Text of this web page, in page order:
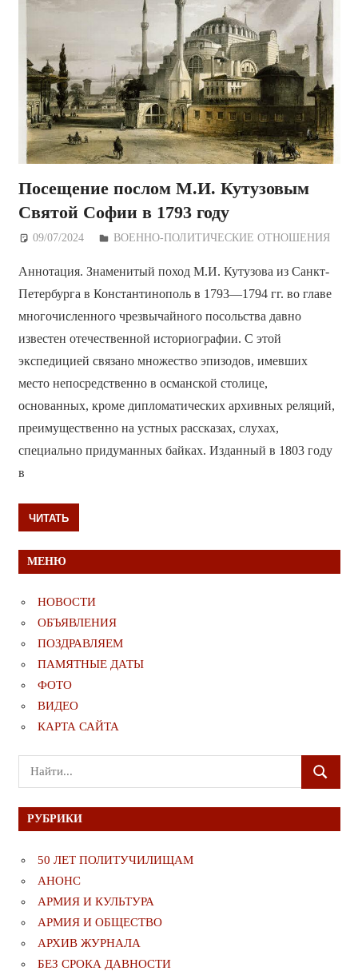
Посещение послом М.И. Кутузовым
Святой Софии в 1793 году
09/07/2024 Дежурный по Редакции
ВОЕННО-ПОЛИТИЧЕСКИE ОТНОШЕНИЯ
Аннотация. Знаменитый поход М.И. Кутузова из Санкт-
Петербурга в Константинополь в 1793—1794 гг. во главе
многочисленного чрезвычайного посольства давно
известен отечественной историографии. С этой
экспедицией связано множество эпизодов, имевших
место непосредственно в османской столице,
основанных, кроме дипломатических архивных реляций,
преимущественно на устных рассказах, слухах,
специально придуманных байках. Изданный в 1803 году
в
ЧИТАТЬ
МЕНЮ
НОВОСТИ
ОБЪЯВЛЕНИЯ
ПОЗДРАВЛЯЕМ
ПАМЯТНЫЕ ДАТЫ
ФОТО
ВИДЕО
КАРТА САЙТА
Поиск
для:
ПОИСК
РУБРИКИ
50 ЛЕТ ПОЛИТУЧИЛИЩАМ
АНОНС
АРМИЯ И КУЛЬТУРА
АРМИЯ И ОБЩЕСТВО
АРХИВ ЖУРНАЛА
БЕЗ СРОКА ДАВНОСТИ